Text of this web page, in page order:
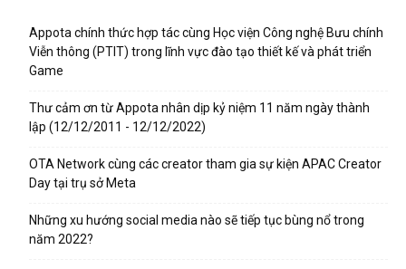
Appota chính thức hợp tác cùng Học viện Công nghệ Bưu chính
Viễn thông (PTIT) trong lĩnh vực đào tạo thiết kế và phát triển
Game
Thư cảm ơn từ Appota nhân dịp kỷ niệm 11 năm ngày thành
lập (12/12/2011 - 12/12/2022)
OTA Network cùng các creator tham gia sự kiện APAC Creator
Day tại trụ sở Meta
Những xu hướng social media nào sẽ tiếp tục bùng nổ trong
năm 2022?